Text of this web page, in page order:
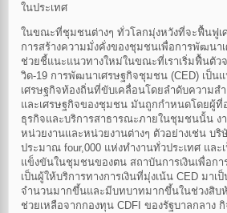
ในประเทศ
ในขณะที่ชุมชนต่างๆ ทั่วโลกมุ่งหวังที่จะฟื้นฟูเ
การสร้างความมั่งคั่งของชุมชนเพื่อการพัฒนา
ช่วยชี้แนะแนวทางใหม่ในขณะที่เราเริ่มฟื้นตัว
วิด-19 การพัฒนาเศรษฐกิจชุมชน (CED) เป็น
เศรษฐกิจท้องถิ่นที่ขับเคลื่อนโดยลำดับความส
และเศรษฐกิจของชุมชน มันถูกกำหนดโดยผู้ที่
ธุรกิจและบริการสาธารณะภายในชุมชนนั้น ง
หน่วยงานและหน่วยงานต่างๆ ตัวอย่างเช่น บ
ประมาณ four,000 แห่งทำงานทั่วประเทศ และ
แข็งขันในชุมชนของตน สถาบันการเงินเพื่อก
เป็นผู้ให้บริการทางการเงินที่มุ่งเน้น CED มาเ
จำนวนมากขึ้นและมีบทบาทมากขึ้นในช่วงสิบ
ช่วยเหลือจากกองทุน CDFI ของรัฐบาลกลาง